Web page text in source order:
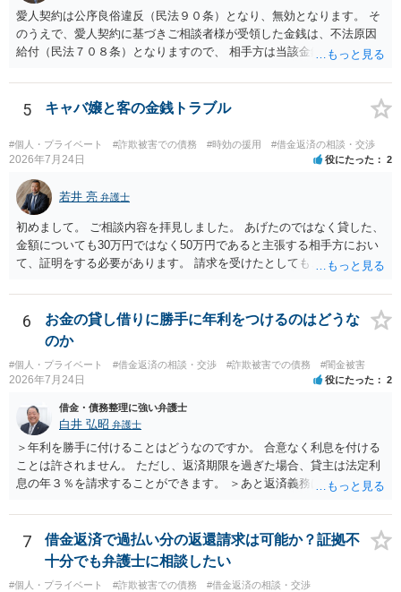
愛人契約は公序良俗違反（民法９０条）となり、無効となります。 そ
のうえで、愛人契約に基づきご相談者様が受領した金銭は、不法原因
給付（民法７０８条）となりますので、 相手方は当該金銭の返還請求
5 キャバ嬢と客の金銭トラブル
#個人・プライベート #詐欺被害での債務 #時効の援用 #借金返済の相談・交渉
2026年7月24日 役にたった 2
若井 亮 弁護士
初めまして。 ご相談内容を拝見しました。 あげたのではなく貸した、
金額についても30万円ではなく50万円であると主張する相手方におい
て、証明をする必要があります。 請求を受けたとしても、もらったも
れることになるでしょう。 請求があるまでは、こちらからアクション
を起こす必要はないかと思います。
6
お金の貸し借りに勝手に年利をつけるのはどうな
のか
#個人・プライベート #借金返済の相談・交渉 #詐欺被害での債務 #闇金被害
2026年7月24日 役にたった 2
借金・債務整理に強い弁護士
白井 弘昭 弁護士
＞年利を勝手に付けることはどうなのですか。 合意なく利息を付ける
ことは許されません。 ただし、返済期限を過ぎた場合、貸主は法定利
息の年３％を請求することができます。 ＞あと返済義務はありますか
りたお金は返さなければいけませんし、勝手につけた利息は返済不要
です。 以上、ご参考まで。
7
借金返済で過払い分の返還請求は可能か？証拠不
十分でも弁護士に相談したい
#個人・プライベート #詐欺被害での債務 #借金返済の相談・交渉